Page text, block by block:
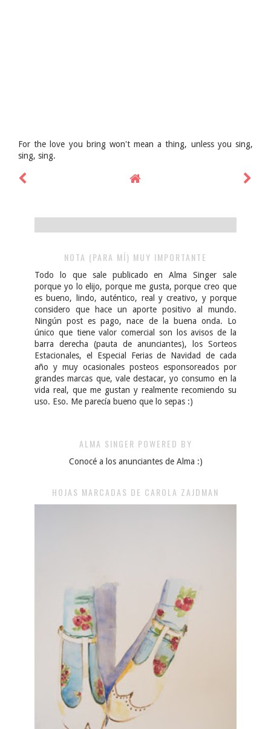
For the love you bring won't mean a thing, unless you sing,
sing, sing.
NOTA (PARA MÍ) MUY IMPORTANTE
Todo lo que sale publicado en Alma Singer sale
porque yo lo elijo, porque me gusta, porque creo que
es bueno, lindo, auténtico, real y creativo, y porque
considero que hace un aporte positivo al mundo.
Ningún post es pago, nace de la buena onda. Lo
único que tiene valor comercial son los avisos de la
barra derecha (pauta de anunciantes), los Sorteos
Estacionales, el Especial Ferias de Navidad de cada
año y muy ocasionales posteos esponsoreados por
grandes marcas que, vale destacar, yo consumo en la
vida real, que me gustan y realmente recomiendo su
uso. Eso. Me parecía bueno que lo sepas :)
ALMA SINGER POWERED BY
Conocé a los anunciantes de Alma :)
HOJAS MARCADAS DE CAROLA ZAJDMAN